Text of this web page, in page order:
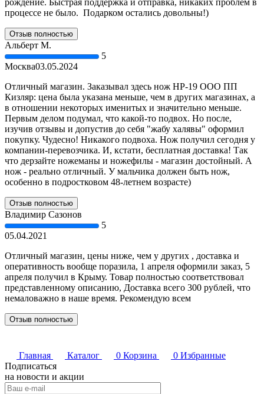
рождение. Быстрая поддержка и отправка, никаких проблем в
процессе не было. Подарком остались довольны!)
Отзыв полностью
Альберт М.
5
Москва03.05.2024
Отличный магазин. Заказывал здесь нож НР-19 ООО ПП
Кизляр: цена была указана меньше, чем в других магазинах, а
в отношении некоторых именитых и значительно меньше.
Первым делом подумал, что какой-то подвох. Но после,
изучив отзывы и допустив до себя "жабу халявы" оформил
покупку. Чудесно! Никакого подвоха. Нож получил сегодня у
компании-перевозчика. И, кстати, бесплатная доставка! Так
что дерзайте ножеманы и ножефилы - магазин достойный. А
нож - реально отличный. У мальчика должен быть нож,
особенно в подростковом 48-летнем возрасте)
Отзыв полностью
Владимир Сазонов
5
05.04.2021
Отличный магазин, цены ниже, чем у других , доставка и
оперативность вообще поразила, 1 апреля оформили заказ, 5
апреля получил в Крыму. Товар полностью соответствовал
представленному описанию, Доставка всего 300 рублей, что
немаловажно в наше время. Рекомендую всем
Отзыв полностью
Главная Каталог 0 Корзина 0 Избранные
Подписаться
на новости и акции